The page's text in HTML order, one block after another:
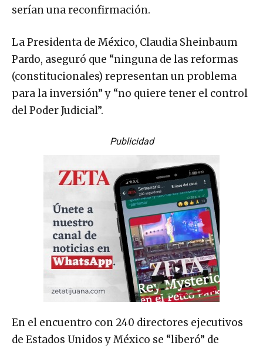
serían una reconfirmación.
La Presidenta de México, Claudia Sheinbaum
Pardo, aseguró que “ninguna de las reformas
(constitucionales) representan un problema
para la inversión” y “no quiere tener el control
del Poder Judicial”.
Publicidad
En el encuentro con 240 directores ejecutivos
de Estados Unidos y México se “liberó” de